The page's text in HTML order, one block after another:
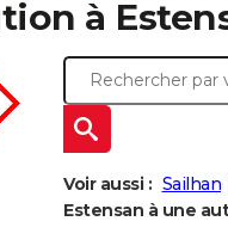
à
Voir aussi : Sailhan
Estensan à une